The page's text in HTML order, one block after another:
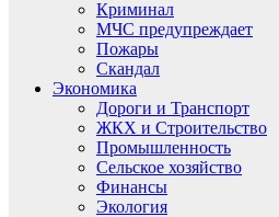
Криминал
МЧС предупреждает
Пожары
Скандал
Экономика
Дороги и Транспорт
ЖКХ и Строительство
Промышленность
Сельское хозяйство
Финансы
Экология